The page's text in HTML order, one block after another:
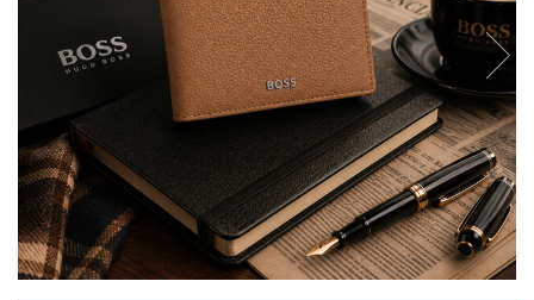
Cele mai noi
Cele mai vandute
Cu video
Pret
0 Lei - 100 Lei
100 Lei - 200 Lei
200 Lei - 300 Lei
300 Lei - 500 Lei